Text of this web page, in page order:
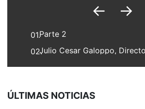
← →
01.Parte 2
02.
ÚLTIMAS NOTICIAS